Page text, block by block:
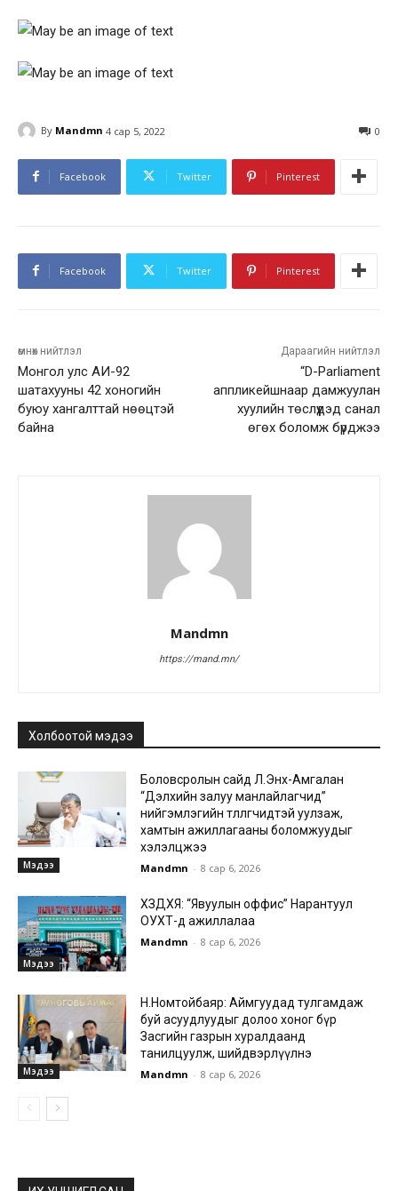
By Mandmn 4 сар 5, 2022 0
Facebook Twitter Pinterest
Facebook Twitter Pinterest
өмнөх нийтлэл
Монгол улс АИ-92
шатахууны 42 хоногийн
буюу хангалттай нөөцтэй
байна
Дараагийн нийтлэл
“D-Parliament
аппликейшнаар дамжуулан
хуулийн төслүүдэд санал
өгөх боломж бүрджээ
Mandmn
https://mand.mn/
Холбоотой мэдээ
Мэдээ
Боловсролын сайд Л.Энх-Амгалан
“Дэлхийн залуу манлайлагчид”
нийгэмлэгийн төлөөлөгчидтэй уулзаж,
хамтын ажиллагааны боломжуудыг
хэлэлцжээ
Mandmn - 8 сар 6, 2026
Мэдээ
ХЗДХЯ: “Явуулын оффис” Нарантуул
ОУХТ-д ажиллалаа
Mandmn - 8 сар 6, 2026
Мэдээ
Н.Номтойбаяр: Аймгуудад тулгамдаж
буй асуудлуудыг долоо хоног бүр
Засгийн газрын хуралдаанд
танилцуулж, шийдвэрлүүлнэ
Mandmn - 8 сар 6, 2026